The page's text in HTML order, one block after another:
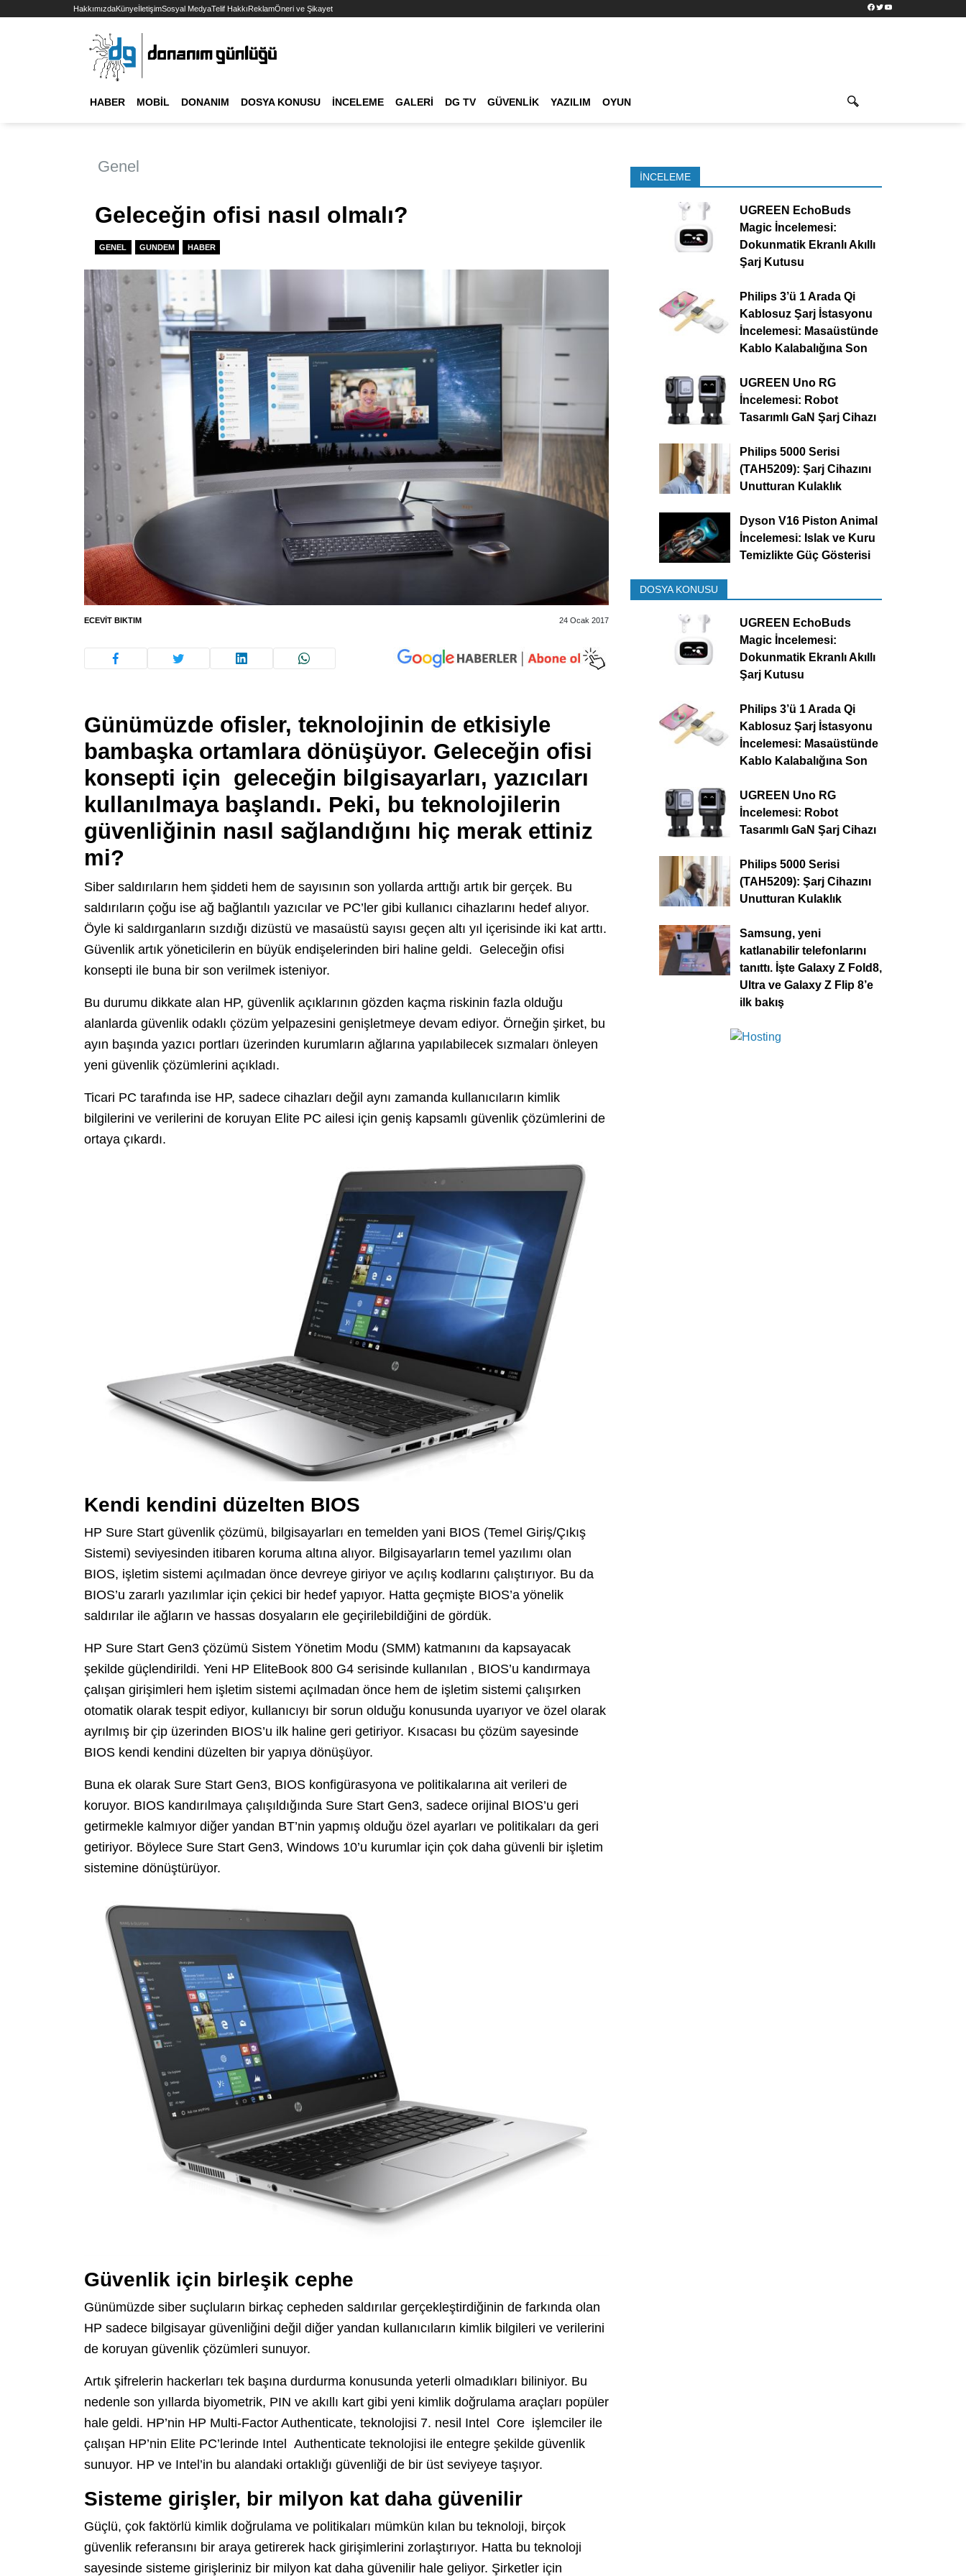
HakkımızdaKünyeİletişimSosyal MedyaTelif HakkıReklamÖneri ve Şikayet Facebook
TwitterYouTube
HABER MOBIL DONANIM DOSYA KONUSU İNCELEME GALERI DG TV GÜVENLIK YAZILIM OYUN
Genel
Geleceğin ofisi nasıl olmalı?
GENEL GUNDEM HABER
ECEVIT BIKTIM 24 Ocak 2017
Günümüzde ofisler, teknolojinin de etkisiyle
bambaşka ortamlara dönüşüyor. Geleceğin ofisi
konsepti için geleceğin bilgisayarları, yazıcıları
kullanılmaya başlandı. Peki, bu teknolojilerin
güvenliğinin nasıl sağlandığını hiç merak ettiniz
mi?
Siber saldırıların hem şiddeti hem de sayısının son yollarda arttığı artık bir gerçek. Bu
saldırıların çoğu ise ağ bağlantılı yazıcılar ve PC’ler gibi kullanıcı cihazlarını hedef alıyor.
Öyle ki saldırganların sızdığı dizüstü ve masaüstü sayısı geçen altı yıl içerisinde iki kat arttı.
Güvenlik artık yöneticilerin en büyük endişelerinden biri haline geldi. Geleceğin ofisi
konsepti ile buna bir son verilmek isteniyor.
Bu durumu dikkate alan HP, güvenlik açıklarının gözden kaçma riskinin fazla olduğu
alanlarda güvenlik odaklı çözüm yelpazesini genişletmeye devam ediyor. Örneğin şirket, bu
ayın başında yazıcı portları üzerinden kurumların ağlarına yapılabilecek sızmaları önleyen
yeni güvenlik çözümlerini açıkladı.
Ticari PC tarafında ise HP, sadece cihazları değil aynı zamanda kullanıcıların kimlik
bilgilerini ve verilerini de koruyan Elite PC ailesi için geniş kapsamlı güvenlik çözümlerini de
ortaya çıkardı.
Kendi kendini düzelten BIOS
HP Sure Start güvenlik çözümü, bilgisayarları en temelden yani BIOS (Temel Giriş/Çıkış
Sistemi) seviyesinden itibaren koruma altına alıyor. Bilgisayarların temel yazılımı olan
BIOS, işletim sistemi açılmadan önce devreye giriyor ve açılış kodlarını çalıştırıyor. Bu da
BIOS’u zararlı yazılımlar için çekici bir hedef yapıyor. Hatta geçmişte BIOS’a yönelik
saldırılar ile ağların ve hassas dosyaların ele geçirilebildiğini de gördük.
HP Sure Start Gen3 çözümü Sistem Yönetim Modu (SMM) katmanını da kapsayacak
şekilde güçlendirildi. Yeni HP EliteBook 800 G4 serisinde kullanılan , BIOS’u kandırmaya
çalışan girişimleri hem işletim sistemi açılmadan önce hem de işletim sistemi çalışırken
otomatik olarak tespit ediyor, kullanıcıyı bir sorun olduğu konusunda uyarıyor ve özel olarak
ayrılmış bir çip üzerinden BIOS’u ilk haline geri getiriyor. Kısacası bu çözüm sayesinde
BIOS kendi kendini düzelten bir yapıya dönüşüyor.
Buna ek olarak Sure Start Gen3, BIOS konfigürasyona ve politikalarına ait verileri de
koruyor. BIOS kandırılmaya çalışıldığında Sure Start Gen3, sadece orijinal BIOS’u geri
getirmekle kalmıyor diğer yandan BT’nin yapmış olduğu özel ayarları ve politikaları da geri
getiriyor. Böylece Sure Start Gen3, Windows 10’u kurumlar için çok daha güvenli bir işletim
sistemine dönüştürüyor.
Güvenlik için birleşik cephe
Günümüzde siber suçluların birkaç cepheden saldırılar gerçekleştirdiğinin de farkında olan
HP sadece bilgisayar güvenliğini değil diğer yandan kullanıcıların kimlik bilgileri ve verilerini
de koruyan güvenlik çözümleri sunuyor.
Artık şifrelerin hackerları tek başına durdurma konusunda yeterli olmadıkları biliniyor. Bu
nedenle son yıllarda biyometrik, PIN ve akıllı kart gibi yeni kimlik doğrulama araçları popüler
hale geldi. HP’nin HP Multi-Factor Authenticate, teknolojisi 7. nesil Intel Core işlemciler ile
çalışan HP’nin Elite PC’lerinde Intel Authenticate teknolojisi ile entegre şekilde güvenlik
sunuyor. HP ve Intel’in bu alandaki ortaklığı güvenliği de bir üst seviyeye taşıyor.
Sisteme girişler, bir milyon kat daha güvenilir
Güçlü, çok faktörlü kimlik doğrulama ve politikaları mümkün kılan bu teknoloji, birçok
güvenlik referansını bir araya getirerek hack girişimlerini zorlaştırıyor. Hatta bu teknoloji
sayesinde sisteme girişleriniz bir milyon kat daha güvenilir hale geliyor. Şirketler için
İNCELEME
UGREEN EchoBuds
Magic İncelemesi:
Dokunmatik Ekranlı Akıllı
Şarj Kutusu
Philips 3’ü 1 Arada Qi
Kablosuz Şarj İstasyonu
İncelemesi: Masaüstünde
Kablo Kalabalığına Son
UGREEN Uno RG
İncelemesi: Robot
Tasarımlı GaN Şarj Cihazı
Philips 5000 Serisi
(TAH5209): Şarj Cihazını
Unutturan Kulaklık
Dyson V16 Piston Animal
İncelemesi: Islak ve Kuru
Temizlikte Güç Gösterisi
DOSYA KONUSU
UGREEN EchoBuds
Magic İncelemesi:
Dokunmatik Ekranlı Akıllı
Şarj Kutusu
Philips 3’ü 1 Arada Qi
Kablosuz Şarj İstasyonu
İncelemesi: Masaüstünde
Kablo Kalabalığına Son
UGREEN Uno RG
İncelemesi: Robot
Tasarımlı GaN Şarj Cihazı
Philips 5000 Serisi
(TAH5209): Şarj Cihazını
Unutturan Kulaklık
Samsung, yeni
katlanabilir telefonlarını
tanıttı. İşte Galaxy Z Fold8,
Ultra ve Galaxy Z Flip 8’e
ilk bakış